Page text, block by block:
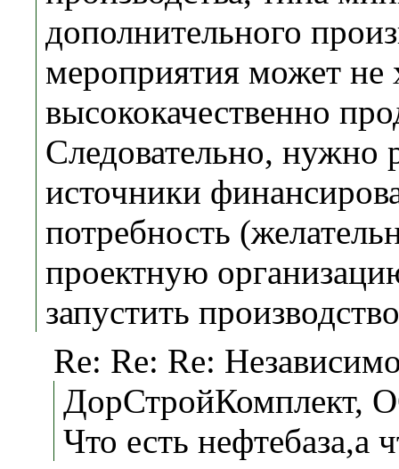
дополнительного
мероприятия может не
высококачественно
Следовательно, нужно
источники
потребность
проектную
запустить
Re: Re: Re:
ДорСтройКомплект,
Что есть нефтебаза,а